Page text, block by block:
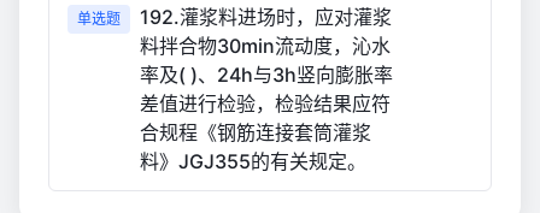
单选题
192.灌浆料进场时，应对灌浆
料拌合物30min流动度，沁水
率及( )、24h与3h竖向膨胀率
差值进行检验，检验结果应符
合规程《钢筋连接套筒灌浆
料》JGJ355的有关规定。